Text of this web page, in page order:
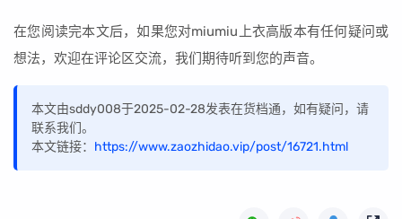
在您阅读完本文后，如果您对miumiu上衣高版本有任何疑问或
想法，欢迎在评论区交流，我们期待听到您的声音。
本文由sddy008于2025-02-28发表在货档通，如有疑问，请
联系我们。
本文链接： https://www.zaozhidao.vip/post/16721.html